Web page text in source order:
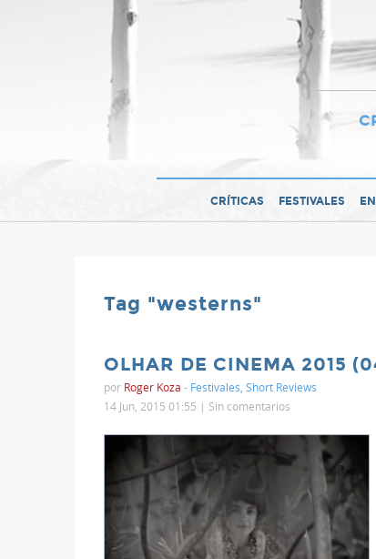
CRÍTICAS FESTIVALES
Tag "westerns"
OLHAR DE CINEMA 2015
por Roger Koza - Festivales Short Reviews
14 Jun, 2015 01:55 | Sin comentarios